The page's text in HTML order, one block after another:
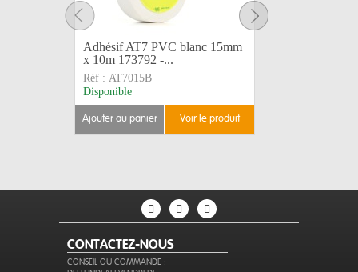
Adhésif AT7 PVC blanc 15mm
x 10m 173792 -...
Réf : AT7015B
Disponible
ajouter au panier voir le produit
CONTACTEZ-NOUS
CONSEIL OU COMMANDE :